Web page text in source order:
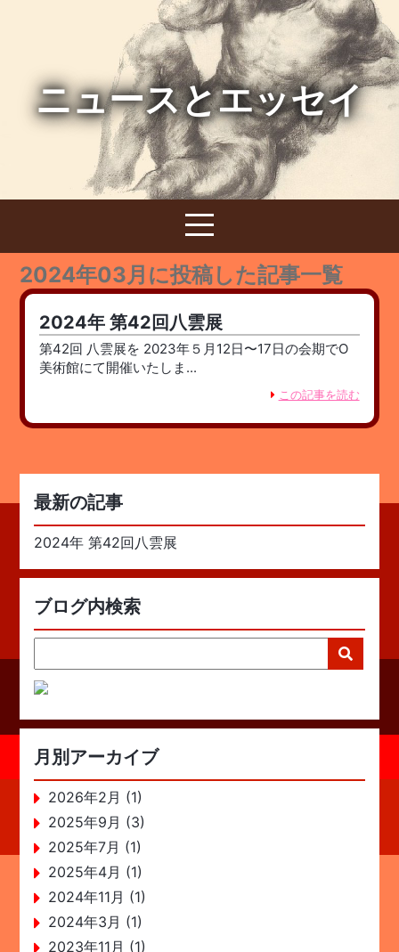
ニュースとエッセイ
2024年03月に投稿した記事一覧
2024年 第42回八雲展
第42回 八雲展を 2023年５月12日〜17日の会期でO
美術館にて開催いたしま...
この記事を読む
最新の記事
2024年 第42回八雲展
ブログ内検索
月別アーカイブ
2026年2月 (1)
2025年9月 (3)
2025年7月 (1)
2025年4月 (1)
2024年11月 (1)
2024年3月 (1)
2023年11月 (1)